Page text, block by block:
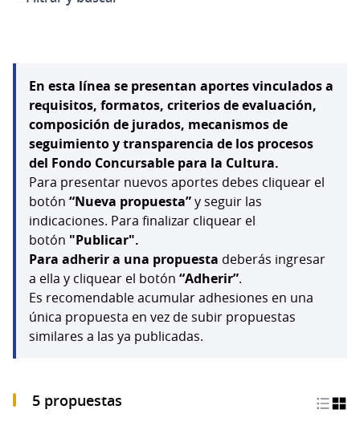
En esta línea se presentan aportes vinculados a
requisitos, formatos, criterios de evaluación,
composición de jurados, mecanismos de
seguimiento y transparencia de los procesos
del Fondo Concursable para la Cultura.
Para presentar nuevos aportes debes cliquear el
botón “Nueva propuesta”y seguir las
indicaciones. Para finalizar cliquear el
botón "Publicar".
Para adherir a una propuesta deberás ingresar
a ella y cliquear el botón “Adherir”.
Es recomendable acumular adhesiones en una
única propuesta en vez de subir propuestas
similares a las ya publicadas.
5 propuestas